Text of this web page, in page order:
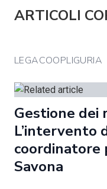
ARTICOLI
LEGACOOPLIGURIA
Gestione dei
L’intervento
coordinatore
Savona